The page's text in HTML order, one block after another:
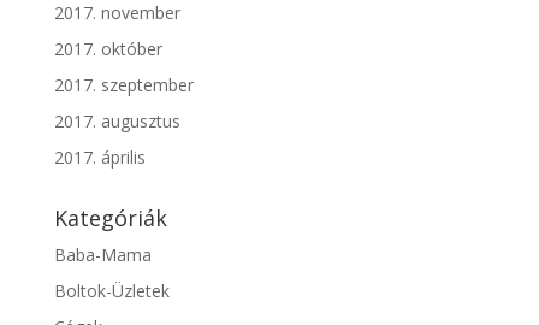
2017. november
2017. október
2017. szeptember
2017. augusztus
2017. április
Kategóriák
Baba-Mama
Boltok-Üzletek